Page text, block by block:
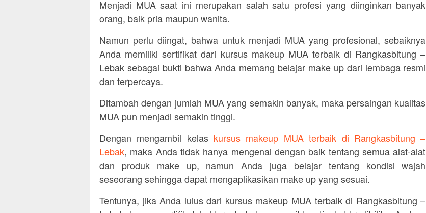
Menjadi MUA saat ini merupakan salah satu profesi yang diinginkan banyak
orang, baik pria maupun wanita.
Namun perlu diingat, bahwa untuk menjadi MUA yang profesional, sebaiknya
Anda memiliki sertifikat dari kursus makeup MUA terbaik di Rangkasbitung –
Lebak sebagai bukti bahwa Anda memang belajar make up dari lembaga resmi
dan terpercaya.
Ditambah dengan jumlah MUA yang semakin banyak, maka persaingan kualitas
MUA pun menjadi semakin tinggi.
Dengan mengambil kelas kursus makeup MUA terbaik di Rangkasbitung –
Lebak, maka Anda tidak hanya mengenal dengan baik tentang semua alat-alat
dan produk make up, namun Anda juga belajar tentang kondisi wajah
seseorang sehingga dapat mengaplikasikan make up yang sesuai.
Tentunya, jika Anda lulus dari kursus makeup MUA terbaik di Rangkasbitung –